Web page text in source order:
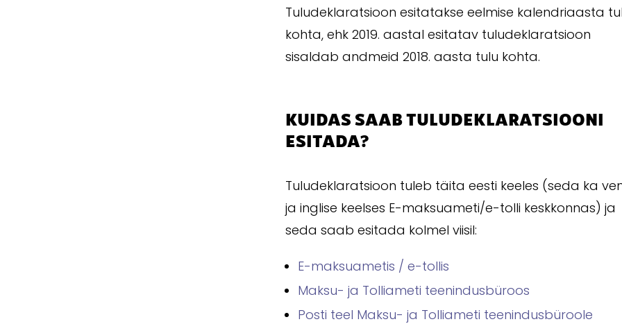
Tuludeklaratsioon esitatakse eelmise kalendriaasta
kohta, ehk 2019. aastal esitatav tuludeklaratsioon
sisaldab andmeid 2018. aasta tulu kohta.
KUIDAS SAAB TULUDEKLARATSIOONI
ESITADA?
Tuludeklaratsioon tuleb täita eesti keeles (seda ka
ja inglise keelses E-maksuameti/e-tolli keskkonnas) ja
seda saab esitada kolmel viisil:
E-maksuametis / e-tollis
Maksu- ja Tolliameti teenindusbüroos
Posti teel Maksu- ja Tolliameti teenindusbüroole